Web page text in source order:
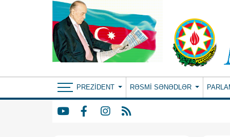
PREZIDENT RƏSMI SƏNƏDLƏR